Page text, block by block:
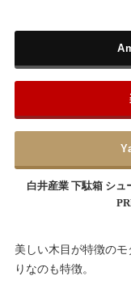
白井産業 下駄箱 シュ
美しい木目が特徴の
りなのも特徴。